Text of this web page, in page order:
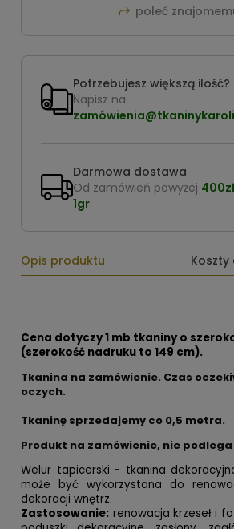
poleć
Potrzebujesz większą ilość?
Napisz na:
Darmowa dostawa
Od zamówień powyżej 400zł
1gr.
Opis produktu
Cena dotyczy 1 mb tkaniny o
(szerokość nadruku to 149 cm).
Tkanina na zamówienie. Czas
oczych.
Tkaninę sprzedajemy co 0,5 metra.
Produkt na zamówienie, nie
Welur tapicerski - tkanina
może być wykorzystana do
dekoracji wnętrz.
Zastosowanie: renowacja krzeseł i